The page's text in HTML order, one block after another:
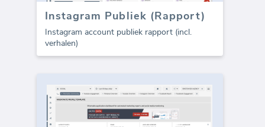
Instagram Publiek (Rapport)
Instagram account publiek rapport (incl.
verhalen)